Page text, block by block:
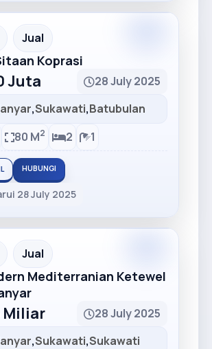
Jual
Koprasi
Juta
28 July 2025
,Sukawati,Batubulan
80 M2 2 1
HUBUNGI
28 July 2025
Jual
Mediterranian Ketewel
Miliar
28 July 2025
,Sukawati,Sukawati